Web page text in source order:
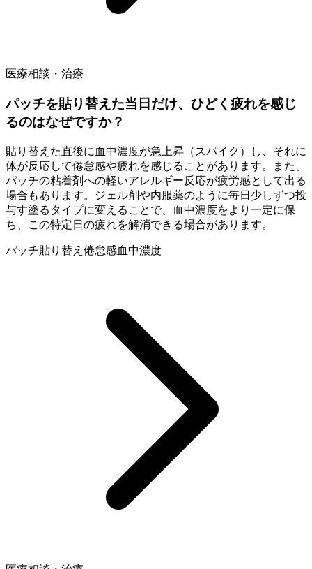
医療相談・治療
パッチを貼り替えた当日だけ、ひどく疲れを感じ
るのはなぜですか？
貼り替えた直後に血中濃度が急上昇（スパイク）し、それに
体が反応して倦怠感や疲れを感じることがあります。また、
パッチの粘着剤への軽いアレルギー反応が疲労感として出る
場合もあります。ジェル剤や内服薬のように毎日少しずつ投
与す塗るタイプに変えることで、血中濃度をより一定に保
ち、この特定日の疲れを解消できる場合があります。
パッチ貼り替え 倦怠感血中濃度